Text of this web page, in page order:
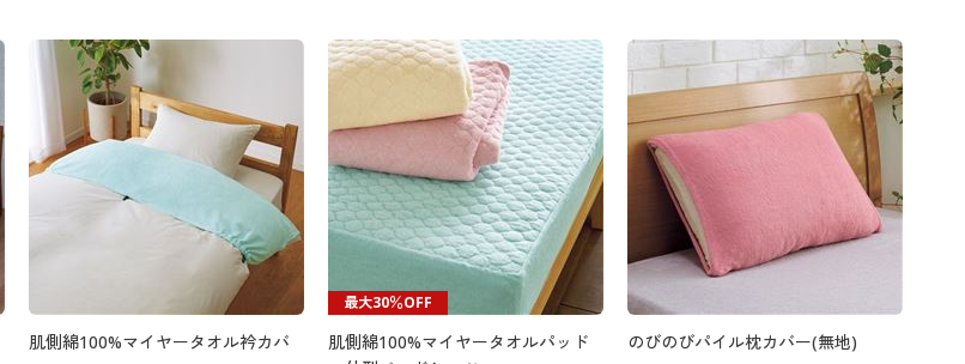
肌側綿100%マイヤータオル衿カバ
最大30％OFF
肌側綿100%マイヤータオルパッド
のびのびパイル枕カバー(無地)